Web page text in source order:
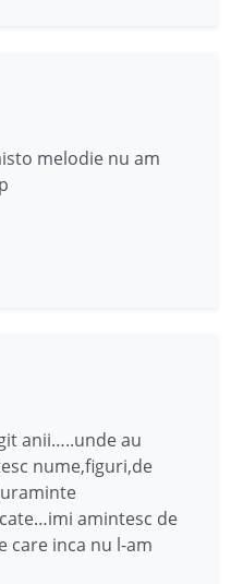
melodie nu am
anii…..unde au
nume,figuri,de
amintesc de
care inca nu l-am